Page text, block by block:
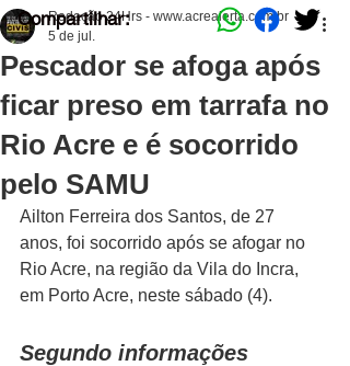
Pescador se afoga após
ficar preso em tarrafa no
Rio Acre e é socorrido
pelo SAMU
Redação 24Hrs - www.acrealerta.com.br
5 de jul.
Ailton Ferreira dos Santos, de 27
anos, foi socorrido após se afogar no
Rio Acre, na região da Vila do Incra,
em Porto Acre, neste sábado (4).
Segundo informações
Compartilhar: